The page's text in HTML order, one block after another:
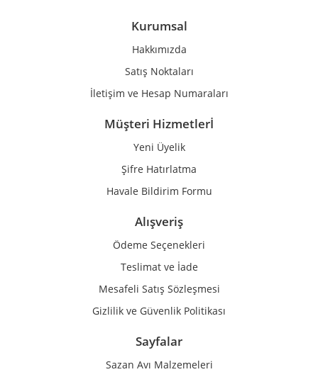
Kurumsal
Hakkımızda
Satış Noktaları
İletişim ve Hesap Numaraları
Müşteri Hizmetlerİ
Yeni Üyelik
Şifre Hatırlatma
Havale Bildirim Formu
Alışveriş
Ödeme Seçenekleri
Teslimat ve İade
Mesafeli Satış Sözleşmesi
Gizlilik ve Güvenlik Politikası
Sayfalar
Sazan Avı Malzemeleri